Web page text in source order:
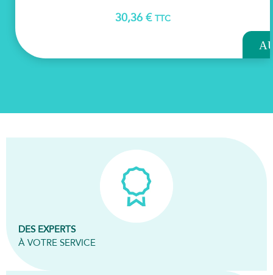
30,36 € TTC
DES EXPERTS
À VOTRE SERVICE